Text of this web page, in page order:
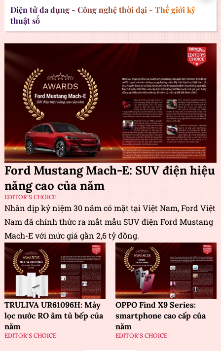
Điện tử đa dụng - Công nghệ thời đại - Thế giới kỹ
thuật số
Ford Mustang Mach-E: SUV điện hiệu
năng cao của năm
EDITOR'S CHOICE
Nhân dịp kỷ niệm 30 năm có mặt tại Việt Nam, Ford Việt
Nam đã chính thức ra mắt mẫu SUV điện Ford Mustang
Mach-E với mức giá gần 2,6 tỷ đồng.
TRULIVA UR61096H: Máy
lọc nước RO âm tủ bếp của
năm
EDITOR'S CHOICE
OPPO Find X9 Series:
smartphone cao cấp của
năm
EDITOR'S CHOICE